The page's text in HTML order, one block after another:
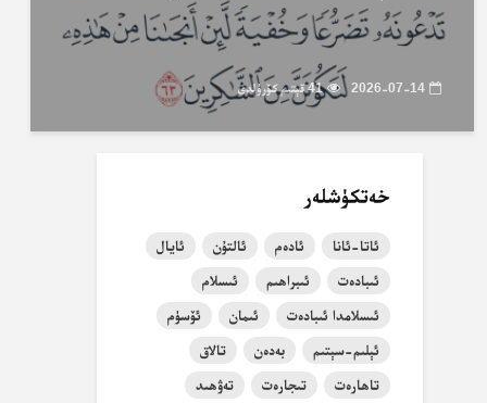
2026-07-14 41 قېتىم كۆرۈلدى
خەتكۈشلەر
ئاتا-ئانا ئادەم ئالتۇن
ئايال
ئىبادەت
ئىبراھىم
ئىسلام
ئىسلامدا ئىبادەت
ئىمان
ئۆسۈم
ئېلىم-سېتىم
بەدەن
تالاق
تاھارەت
تىجارەت تەۋھىد